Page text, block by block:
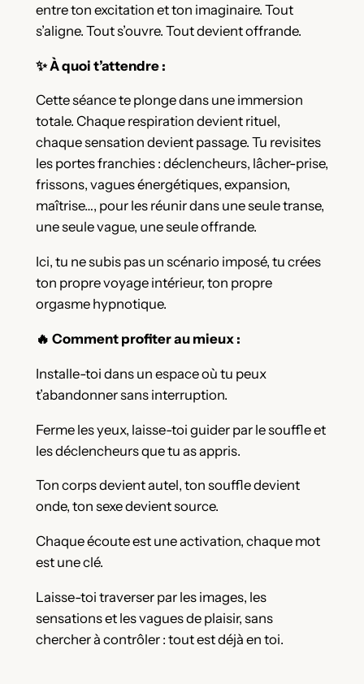
entre ton excitation et ton imaginaire. Tout
s’aligne. Tout s’ouvre. Tout devient offrande.
✨ À quoi t’attendre :
Cette séance te plonge dans une immersion
totale. Chaque respiration devient rituel,
chaque sensation devient passage. Tu revisites
les portes franchies : déclencheurs, lâcher-prise,
frissons, vagues énergétiques, expansion,
maîtrise…, pour les réunir dans une seule transe,
une seule vague, une seule offrande.
Ici, tu ne subis pas un scénario imposé, tu crées
ton propre voyage intérieur, ton propre
orgasme hypnotique.
🔥 Comment profiter au mieux :
Installe-toi dans un espace où tu peux
t’abandonner sans interruption.
Ferme les yeux, laisse-toi guider par le souffle et
les déclencheurs que tu as appris.
Ton corps devient autel, ton souffle devient
onde, ton sexe devient source.
Chaque écoute est une activation, chaque mot
est une clé.
Laisse-toi traverser par les images, les
sensations et les vagues de plaisir, sans
chercher à contrôler : tout est déjà en toi.